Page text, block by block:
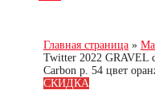
Главная страница »
Twitter 2022 GRAVEL
Carbon р. 54 цвет
СКИДКА